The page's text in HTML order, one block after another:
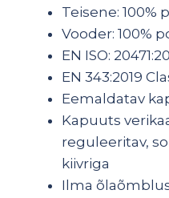
Teisene: 100%
Vooder: 100%
EN ISO:
EN 343:2019
Eemaldatav
Kapuuts
reguleeritav,
kiivriga
Ilma